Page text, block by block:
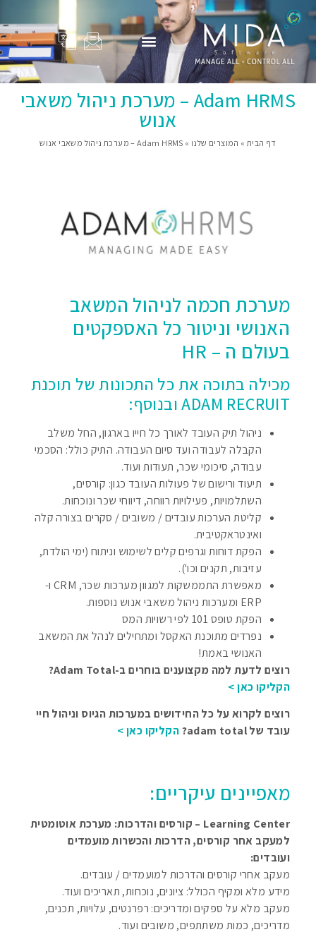
Adam HRMS – מערכת ניהול משאבי
אנוש
דף הבית » המוצרים שלנו » Adam HRMS – מערכת ניהול משאבי אנוש
מערכת חכמה לניהול המשאב
האנושי וניטור כל האספקטים
בעולם ה – HR
מכילה בתוכה את כל התכונות של תוכנת
ADAM RECRUIT ובנוסף:
ניהול תיק העובד לאורך כל חייו בארגון, החל משלב
הקבלה לעבודה ועד סיום העבודה. התיק כולל: הסכמי
עבודה, סיכומי שכר, תעודות ועוד.
תיעוד ורישום של פעולות העובד כגון: קורסים,
השתלמויות, פעילויות רווחה, דיווחי שכר ונוכחות.
קליטת הערכות עובדים / משובים / סקרים בצורה קלה
ואינטראקטיבית.
הפקת דוחות וגרפים קלים לשימוש וניתוח (ימי הולדת,
עזיבות, תקנים וכו').
מאפשרת התממשקות למגוון מערכות שכר, CRM ו-
ERP ומערכות ניהול משאבי אנוש נוספות.
הפקת טופס 101 לפי רשויות המס
נפרדים מתוכנת האקסל ומתחילים לנהל את המשאב
האנושי באמת!
רוצים לדעת למה מקצוענים בוחרים ב-Adam Total?
הקליקו כאן >
רוצים לקרוא על כל החידושים במערכות הגיוס וניהול חיי
עובד של adam total?
הקליקו כאן >
מאפיינים עיקריים:
Learning Center – קורסים והדרכות: מערכת אוטומטית
למעקב אחר קורסים, הדרכות והכשרות מועמדים
ועובדים:
מעקב אחרי קורסים והדרכות למועמדים / עובדים.
מידע מלא ומקיף הכולל: ציונים, נוכחות, תאריכים ועוד.
מעקב מלא על ספקים ומדריכים: רפרנטים, עלויות, תכנים,
מדריכים, כמות משתתפים, משובים ועוד.